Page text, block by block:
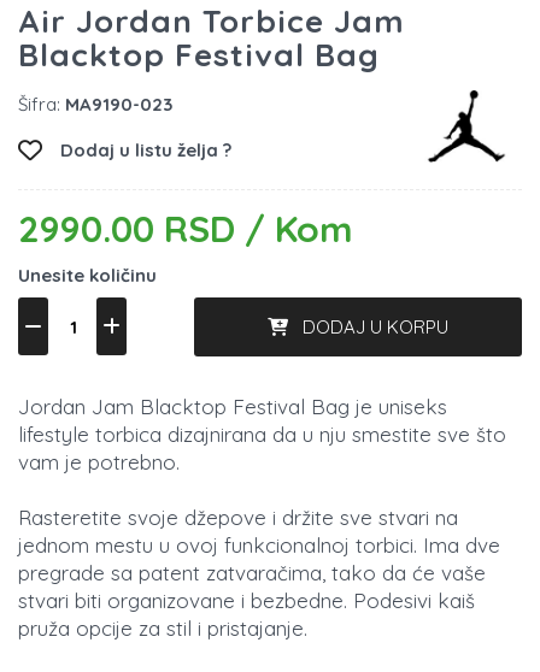
Air Jordan Torbice Jam
Blacktop Festival Bag
Šifra: MA9190-023
Dodaj u listu želja ?
2990.00 RSD / Kom
Unesite količinu
DODAJ U KORPU
Jordan Jam Blacktop Festival Bag je uniseks
lifestyle torbica dizajnirana da u nju smestite sve što
vam je potrebno.
Rasteretite svoje džepove i držite sve stvari na
jednom mestu u ovoj funkcionalnoj torbici. Ima dve
pregrade sa patent zatvaračima, tako da će vaše
stvari biti organizovane i bezbedne. Podesivi kaiš
pruža opcije za stil i pristajanje.